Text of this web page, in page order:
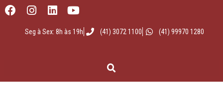
Seg à Sex: 8h às 19h (41) 3072 1100 (41) 99970 1280